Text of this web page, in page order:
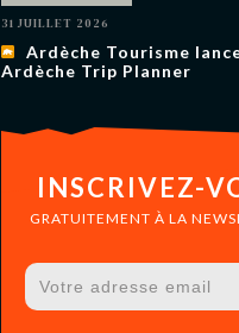
31 JUILLET 2026
Ardèche Tourisme
Ardèche Trip Planner
INSCRIVEZ-
GRATUITEMENT À LA